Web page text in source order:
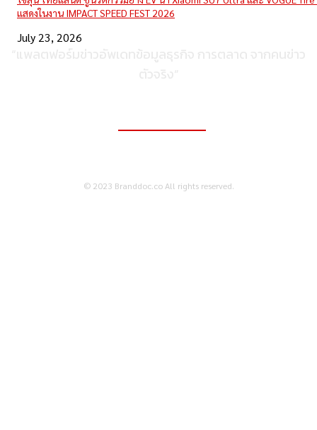
แสดงในงาน IMPACT SPEED FEST 2026
July 23, 2026
© 2023 Branddoc.co All rights reserved.